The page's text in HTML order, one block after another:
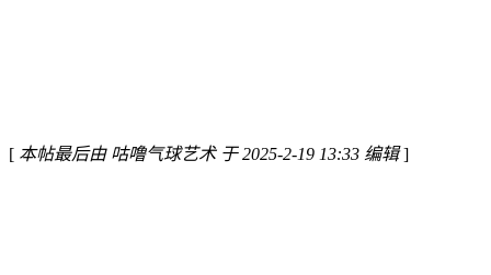
[ 本帖最后由 咕噜气球艺术 于 2025-2-19 13:33 编辑]